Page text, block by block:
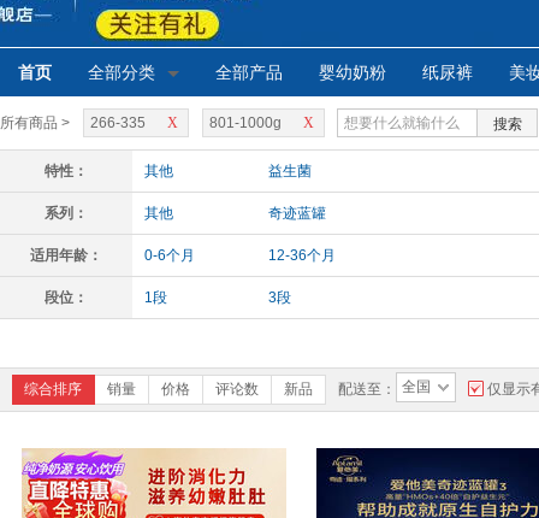
首页 全部分类 全部产品 婴幼奶粉 纸尿裤 美
所有商品 > X
266-335 X
801-1000g 搜索
特性： 其他 益生菌
系列： 其他 奇迹蓝罐
适用年龄： 0-6个月 12-36个月
段位： 1段 3段
综合排序 销量 价格 评论数 新品 配送至： 全国 仅显示